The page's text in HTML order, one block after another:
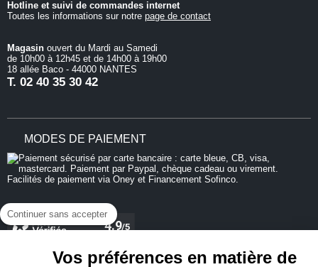
Continuer sans accepter
Vos préférences en matière de
Hotline et suivi de commandes internet
Toutes les informations sur notre page de contact
Magasin ouvert du Mardi au Samedi
de 10h00 à 12h45 et de 14h00 à 19h00
18 allée Baco - 44000 NANTES
T. 02 40 35 30 42
MODES DE PAIEMENT